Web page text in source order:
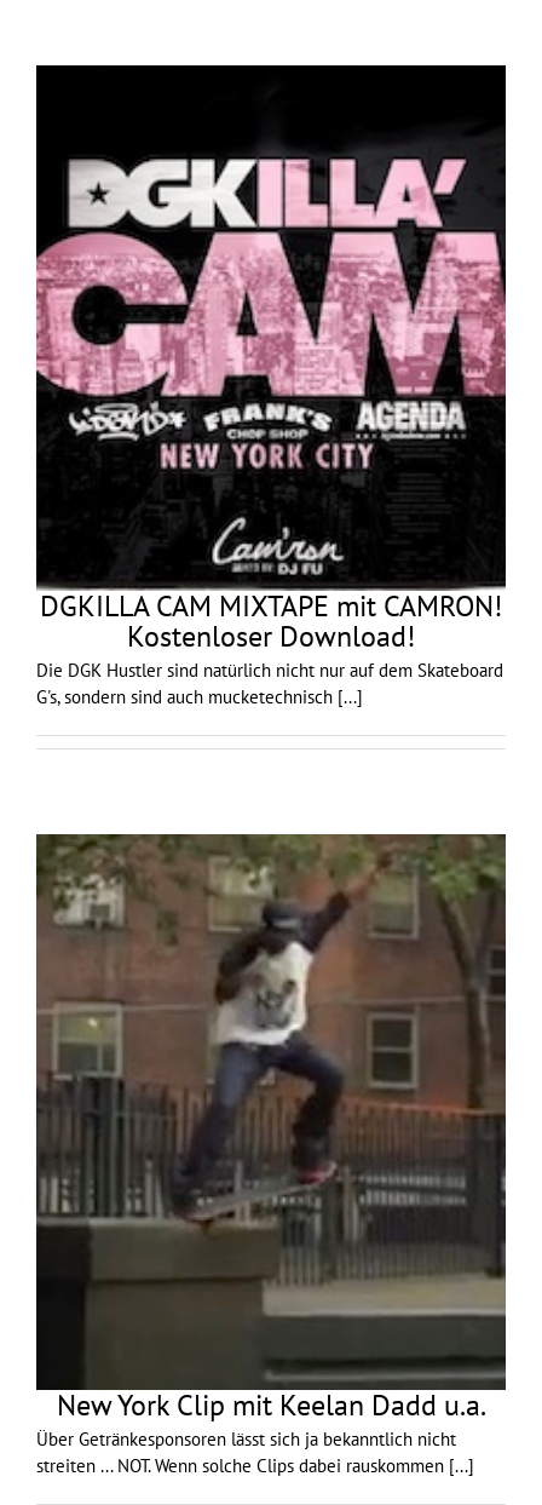
DGKILLA CAM MIXTAPE mit CAMRON!
Kostenloser Download!
Die DGK Hustler sind natürlich nicht nur auf dem Skateboard
G's, sondern sind auch mucketechnisch [...]
New York Clip mit Keelan Dadd u.a.
Über Getränkesponsoren lässt sich ja bekanntlich nicht
streiten ... NOT. Wenn solche Clips dabei rauskommen [...]